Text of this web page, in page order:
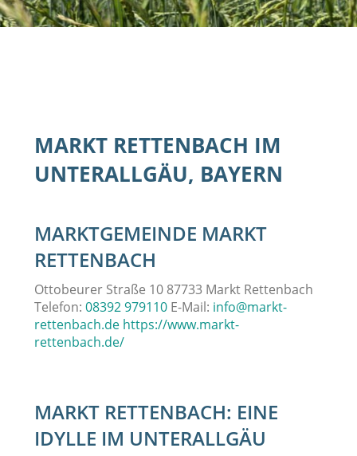
MARKT RETTENBACH IM
UNTERALLGÄU, BAYERN
MARKTGEMEINDE MARKT
RETTENBACH
Ottobeurer Straße 10 87733 Markt Rettenbach
Telefon: 08392 979110E-Mail: info@markt-
rettenbach.de https://www.markt-
rettenbach.de/
MARKT RETTENBACH: EINE
IDYLLE IM UNTERALLGÄU